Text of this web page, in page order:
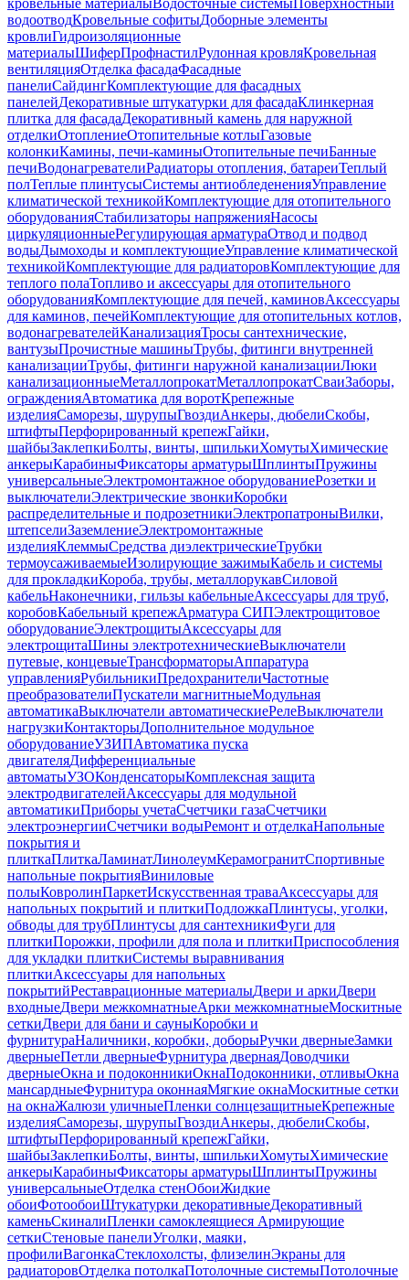
кровельные материалыВодосточные системыПоверхностный
водоотводКровельные софитыДоборные элементы
кровлиГидроизоляционные
материалыШиферПрофнастилРулонная кровляКровельная
вентиляцияОтделка фасадаФасадные
панелиСайдингКомплектующие для фасадных
панелейДекоративные штукатурки для фасадаКлинкерная
плитка для фасадаДекоративный камень для наружной
отделкиОтоплениеОтопительные котлыГазовые
колонкиКамины, печи-каминыОтопительные печиБанные
печиВодонагревателиРадиаторы отопления, батареиТеплый
полТеплые плинтусыСистемы антиобледененияУправление
климатической техникойКомплектующие для отопительного
оборудованияСтабилизаторы напряженияНасосы
циркуляционныеРегулирующая арматураОтвод и подвод
водыДымоходы и комплектующиеУправление климатической
техникойКомплектующие для радиаторовКомплектующие для
теплого полаТопливо и аксессуары для отопительного
оборудованияКомплектующие для печей, каминовАксессуары
для каминов, печейКомплектующие для отопительных котлов,
водонагревателейКанализацияТросы сантехнические,
вантузыПрочистные машиныТрубы, фитинги внутренней
канализацииТрубы, фитинги наружной канализацииЛюки
канализационныеМеталлопрокатМеталлопрокатСваиЗаборы,
огражденияАвтоматика для воротКрепежные
изделияСаморезы, шурупыГвоздиАнкеры, дюбелиСкобы,
штифтыПерфорированный крепежГайки,
шайбыЗаклепкиБолты, винты, шпилькиХомутыХимические
анкерыКарабиныФиксаторы арматурыШплинтыПружины
универсальныеЭлектромонтажное оборудованиеРозетки и
выключателиЭлектрические звонкиКоробки
распределительные и подрозетникиЭлектропатроныВилки,
штепселиЗаземлениеЭлектромонтажные
изделияКлеммыСредства диэлектрическиеТрубки
термоусаживаемыеИзолирующие зажимыКабель и системы
для прокладкиКороба, трубы, металлорукавСиловой
кабельНаконечники, гильзы кабельныеАксессуары для труб,
коробовКабельный крепежАрматура СИПЭлектрощитовое
оборудованиеЭлектрощитыАксессуары для
электрощитаШины электротехническиеВыключатели
путевые, концевыеТрансформаторыАппаратура
управленияРубильникиПредохранителиЧастотные
преобразователиПускатели магнитныеМодульная
автоматикаВыключатели автоматическиеРелеВыключатели
нагрузкиКонтакторыДополнительное модульное
оборудованиеУЗИПАвтоматика пуска
двигателяДифференциальные
автоматыУЗОКонденсаторыКомплексная защита
электродвигателейАксессуары для модульной
автоматикиПриборы учетаСчетчики газаСчетчики
электроэнергииСчетчики водыРемонт и отделкаНапольные
покрытия и
плиткаПлиткаЛаминатЛинолеумКерамогранитСпортивные
напольные покрытияВиниловые
полыКовролинПаркетИскусственная траваАксессуары для
напольных покрытий и плиткиПодложкаПлинтусы, уголки,
обводы для трубПлинтусы для сантехникиФуги для
плиткиПорожки, профили для пола и плиткиПриспособления
для укладки плиткиСистемы выравнивания
плиткиАксессуары для напольных
покрытийРеставрационные материалыДвери и аркиДвери
входныеДвери межкомнатныеАрки межкомнатныеМоскитные
сеткиДвери для бани и сауныКоробки и
фурнитураНаличники, коробки, доборыРучки дверныеЗамки
дверныеПетли дверныеФурнитура двернаяДоводчики
дверныеОкна и подоконникиОкнаПодоконники, отливыОкна
мансардныеФурнитура оконнаяМягкие окнаМоскитные сетки
на окнаЖалюзи уличныеПленки солнцезащитныеКрепежные
изделияСаморезы, шурупыГвоздиАнкеры, дюбелиСкобы,
штифтыПерфорированный крепежГайки,
шайбыЗаклепкиБолты, винты, шпилькиХомутыХимические
анкерыКарабиныФиксаторы арматурыШплинтыПружины
универсальныеОтделка стенОбоиЖидкие
обоиФотообоиШтукатурки декоративныеДекоративный
каменьСкиналиПленки самоклеящиеся Армирующие
сеткиСтеновые панелиУголки, маяки,
профилиВагонкаСтеклохолсты, флизелинЭкраны для
радиаторовОтделка потолкаПотолочные системыПотолочные